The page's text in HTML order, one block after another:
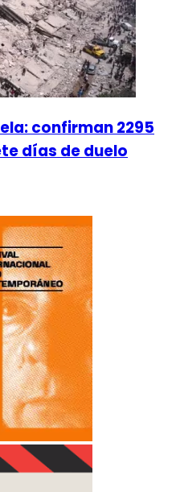
confirman 2295
días de duelo